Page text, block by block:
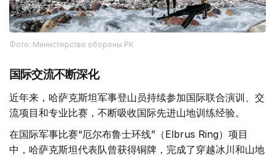
Фото: Министерство обороны РК
国际交流不断深化
近年来，哈萨克斯坦军事登山员持续参加国际联合演训、交
流项目和专业比赛，不断吸收国际先进山地训练经验。
在国际军事比赛“厄尔布鲁士环线”（Elbrus Ring）项目
中，哈萨克斯坦代表队曾获得铜牌，完成了穿越冰川和山地